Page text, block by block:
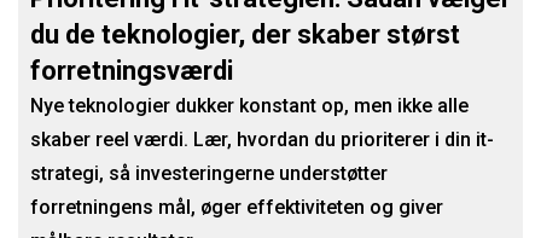
du de teknologier, der skaber størst
forretningsværdi
Nye teknologier dukker konstant op, men ikke alle
skaber reel værdi. Lær, hvordan du prioriterer i din it-
strategi, så investeringerne understøtter
forretningens mål, øger effektiviteten og giver